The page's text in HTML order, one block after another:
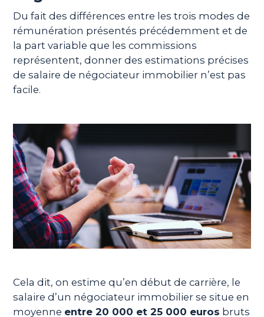
Du fait des différences entre les trois modes de
rémunération présentés précédemment et de
la part variable que les commissions
représentent, donner des estimations précises
de salaire de négociateur immobilier n’est pas
facile.
Cela dit, on estime qu’en début de carrière, le
salaire d’un négociateur immobilier se situe en
moyenne entre 20 000 et 25 000 euros bruts